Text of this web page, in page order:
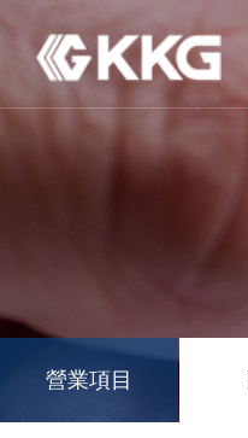
營業項目